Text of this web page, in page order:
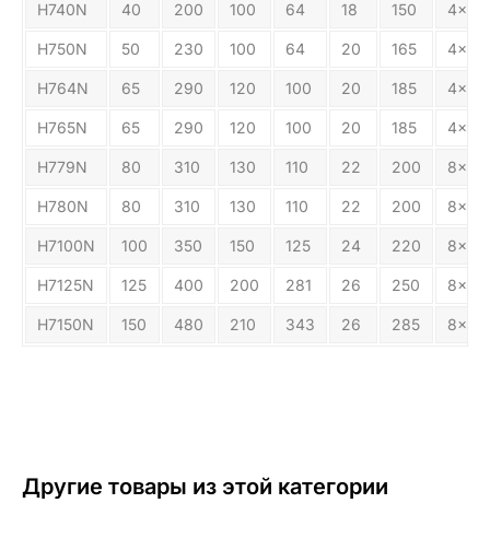
Н740N 40 200 100 64 18 150 4x18
Н750N 50 230 100 64 20 165 4x18
Н764N 65 290 120 100 20 185 4x18
Н765N 65 290 120 100 20 185 4x18
Н779N 80 310 130 110 22 200 8x18
Н780N 80 310 130 110 22 200 8x18
Н7100N 100 350 150 125 24 220 8x18
Н7125N 125 400 200 281 26 250 8x18
Н7150N 150 480 210 343 26 285 8x22
Другие товары из этой категории